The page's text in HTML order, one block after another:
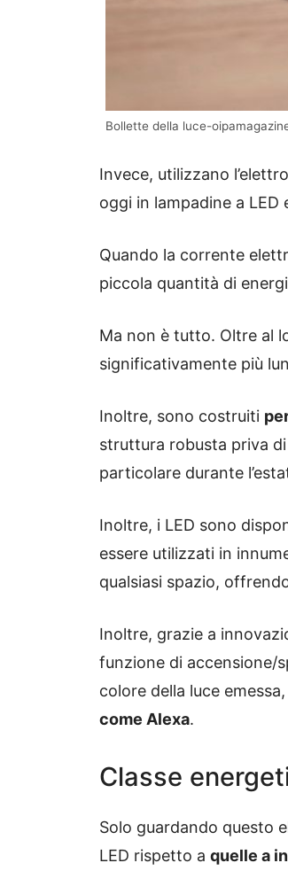
Bollette della luce-
Invece, utilizzano
oggi in lampadine a LED
Quando la corrente
piccola quantità di
Ma non è tutto. Oltre al
significativamente più
Inoltre, sono costruiti
struttura robusta priva
particolare durante
Inoltre, i LED sono
essere utilizzati in
qualsiasi spazio,
Inoltre, grazie a
funzione di accensione/
colore della luce
come Alexa.
Classe
Solo guardando questo
LED rispetto a quelle a